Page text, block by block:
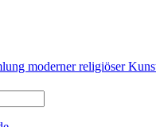
moderner religiöser